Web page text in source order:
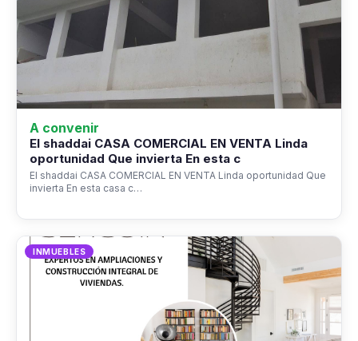
A convenir
El shaddai CASA COMERCIAL EN VENTA Linda
oportunidad Que invierta En esta c
El shaddai CASA COMERCIAL EN VENTA Linda oportunidad Que
invierta En esta casa c…
INMUEBLES